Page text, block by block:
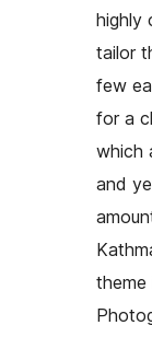
highly
tailor
few
for a
which
and
theme